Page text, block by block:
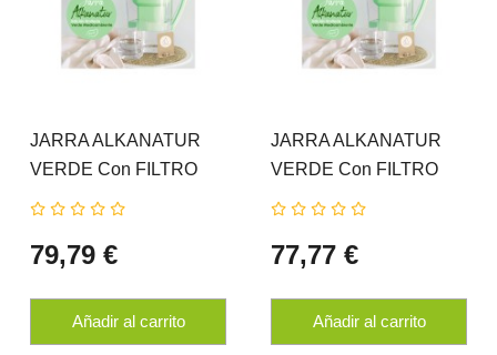
JARRA ALKANATUR
VERDE Con FILTRO
ZEOLITA
79,79 €
Añadir al carrito
JARRA ALKANATUR
VERDE Con FILTRO
BAJA EMISION
77,77 €
Añadir al carrito